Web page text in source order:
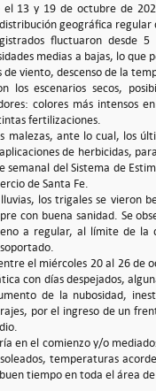
13 y 19 de octubre de
geográfica regular
fluctuaron
medias a bajas, lo
viento, descenso de la
los escenarios secos,
colores más intensos
fertilizaciones.
malezas, ante lo cual, los
de herbicidas,
semanal del Sistema de
de Santa Fe.
los trigales se vieron
con buena sanidad. Se
a regular, al límite de
el miércoles 20 al 26 de
con días despejados,
de la nubosidad,
por el ingreso de un
en el comienzo y/o
temperaturas
buen tiempo en toda el área